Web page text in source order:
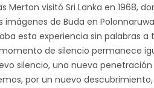
Merton visitó Sri Lanka en 1968,
imágenes de Buda en
esta experiencia sin palabras a
de silencio permanece
silencio, una nueva
por un nuevo